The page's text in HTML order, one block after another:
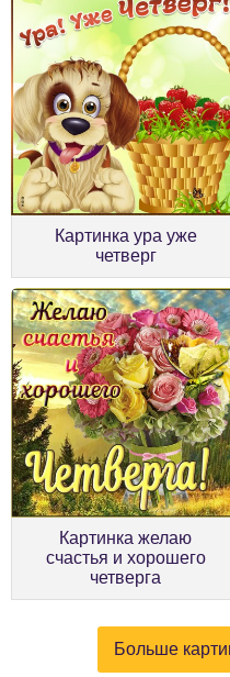
Картинка ура уже
четверг
Картинка желаю
счастья и хорошего
четверга
Больше